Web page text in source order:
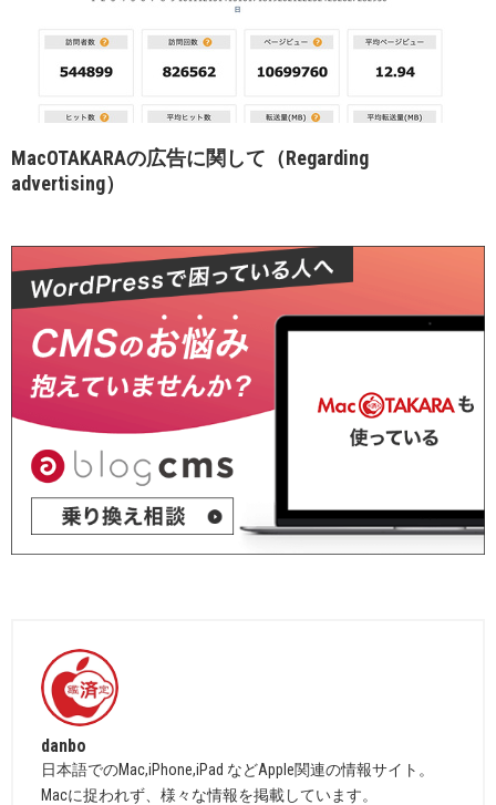
MacOTAKARAの広告に関して（Regarding
advertising）
danbo
日本語でのMac,iPhone,iPad などApple関連の情報サイト。
Macに捉われず、様々な情報を掲載しています。